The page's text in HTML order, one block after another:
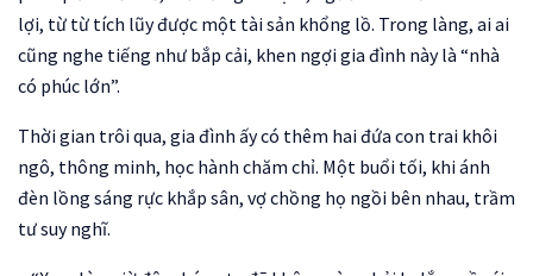
lợi, từ từ tích lũy được một tài sản khổng lồ. Trong làng, ai ai
cũng nghe tiếng như bắp cải, khen ngợi gia đình này là “nhà
có phúc lớn”.
Thời gian trôi qua, gia đình ấy có thêm hai đứa con trai khôi
ngô, thông minh, học hành chăm chỉ. Một buổi tối, khi ánh
đèn lồng sáng rực khắp sân, vợ chồng họ ngồi bên nhau, trầm
tư suy nghĩ.